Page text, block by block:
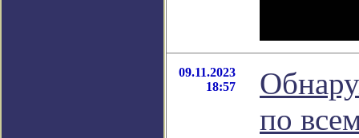
09.11.2023
18:57
по